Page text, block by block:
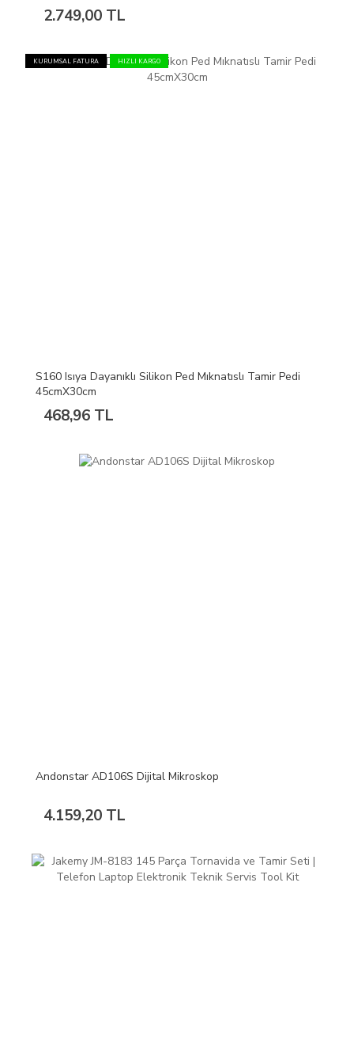
2.749,00 TL
KURUMSAL FATURA HIZLI KARGO
S160 Isıya Dayanıklı Silikon Ped Mıknatıslı Tamir Pedi
45cmX30cm
468,96 TL
Andonstar AD106S Dijital Mikroskop
4.159,20 TL